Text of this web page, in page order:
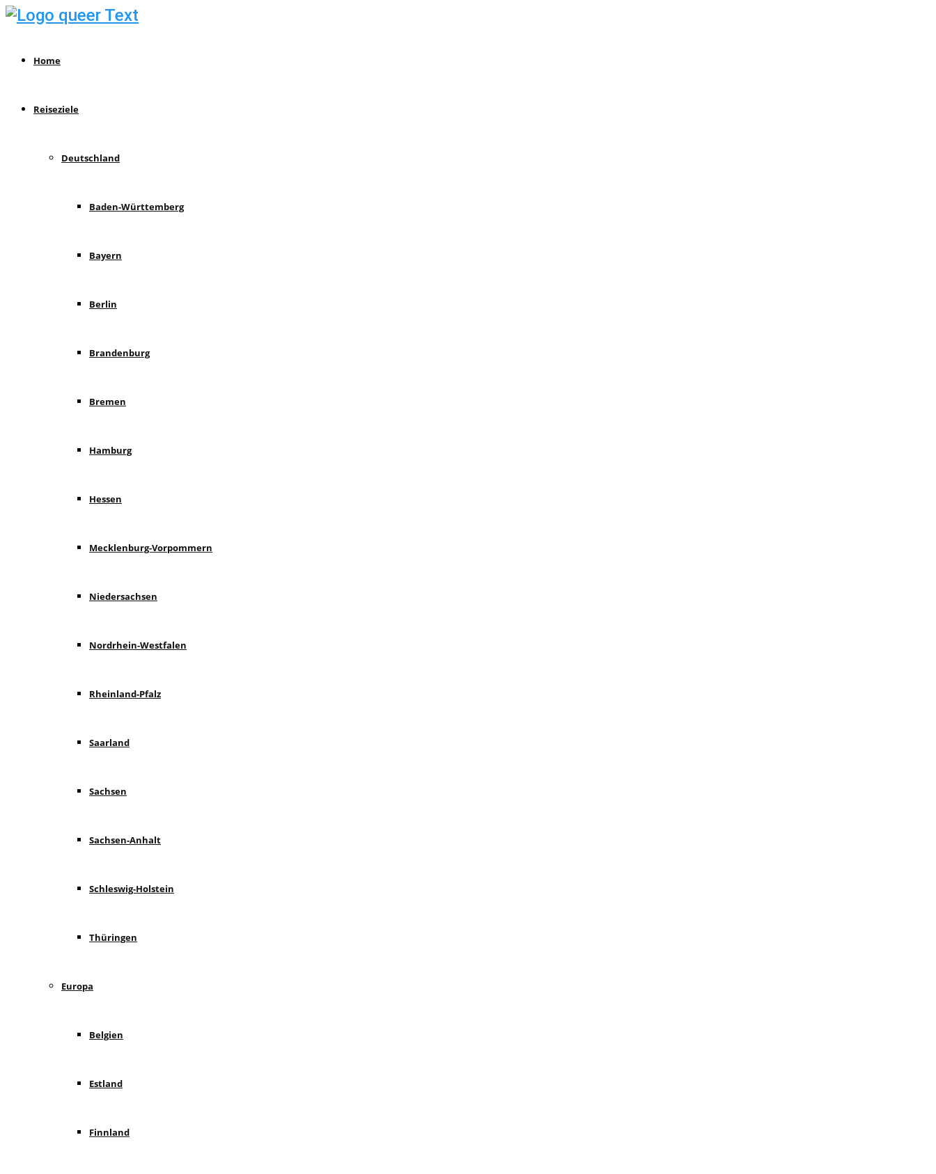
Home
Reiseziele
Deutschland
Baden-Württemberg
Bayern
Berlin
Brandenburg
Bremen
Hamburg
Hessen
Mecklenburg-Vorpommern
Niedersachsen
Nordrhein-Westfalen
Rheinland-Pfalz
Saarland
Sachsen
Sachsen-Anhalt
Schleswig-Holstein
Thüringen
Europa
Belgien
Estland
Finnland